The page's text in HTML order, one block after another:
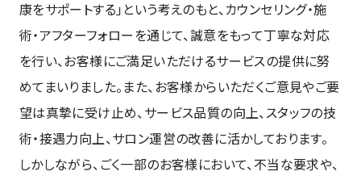
康をサポートする」という考えのもと、カウンセリング・施
術・アフターフォローを通じて、誠意をもって丁寧な対応
を行い、お客様にご満足いただけるサービスの提供に努
めてまいりました。また、お客様からいただくご意見やご要
望は真摯に受け止め、サービス品質の向上、スタッフの技
術・接遇力向上、サロン運営の改善に活かしております。
しかしながら、ごく一部のお客様において、不当な要求や、